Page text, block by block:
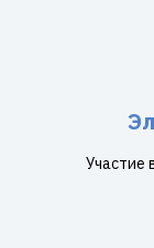
Участие